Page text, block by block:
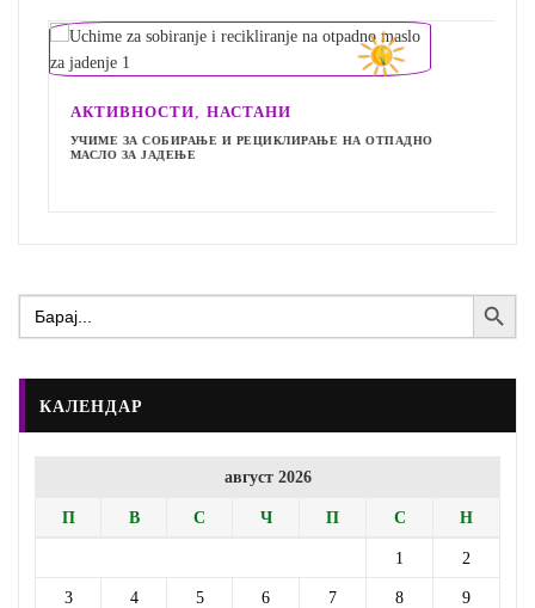
АКТИВНОСТИ, НАСТАНИ
УЧИМЕ ЗА СОБИРАЊЕ И РЕЦИКЛИРАЊЕ НА ОТПАДНО
МАСЛО ЗА ЈАДЕЊЕ
Search
for:
Search Button
КАЛЕНДАР
август 2026
П В С Ч П С Н
1 2
3 4 5 6 7 8 9